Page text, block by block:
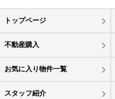
トップページ
不動産購入
お気に入り物件一覧
スタッフ紹介